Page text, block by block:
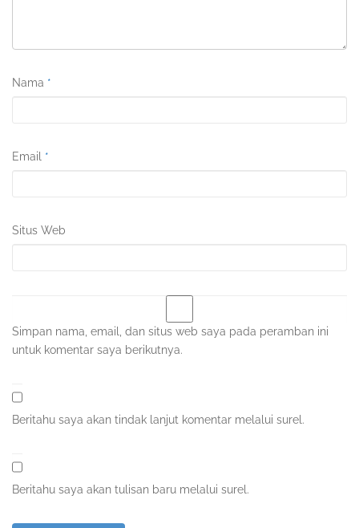
Nama *
Email *
Situs Web
Simpan nama, email, dan situs web saya pada peramban ini
untuk komentar saya berikutnya.
Beritahu saya akan tindak lanjut komentar melalui surel.
Beritahu saya akan tulisan baru melalui surel.